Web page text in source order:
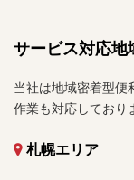
サービス対応地
当社は地域密着型便
作業も対応しており
札幌エリア